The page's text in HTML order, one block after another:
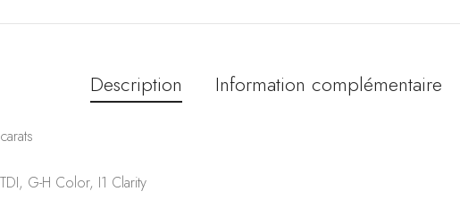
Description Information complémentaire
G-H Color, I1 Clarity